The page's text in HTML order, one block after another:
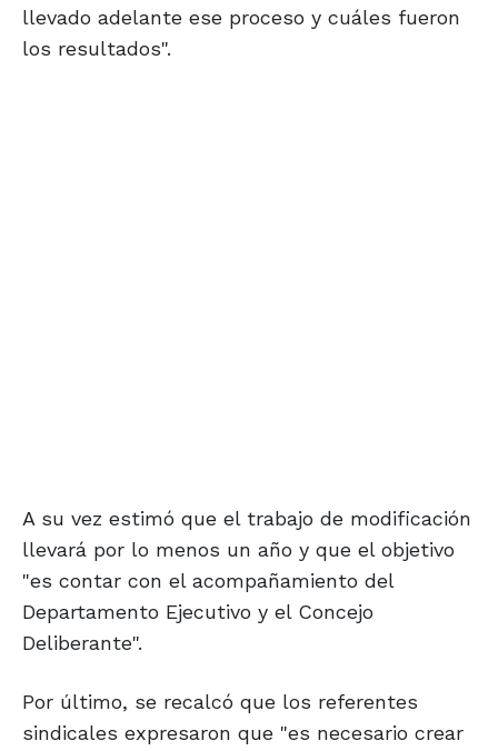
llevado adelante ese proceso y cuáles fueron
los resultados".
A su vez estimó que el trabajo de modificación
llevará por lo menos un año y que el objetivo
"es contar con el acompañamiento del
Departamento Ejecutivo y el Concejo
Deliberante".
Por último, se recalcó que los referentes
sindicales expresaron que "es necesario crear